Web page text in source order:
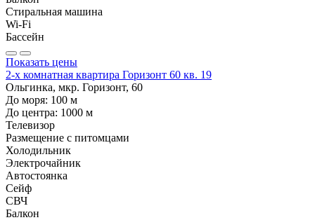
Стиральная машина
Wi-Fi
Бассейн
Показать цены
2-х комнатная квартира Горизонт 60 кв. 19
Ольгинка, мкр. Горизонт, 60
До моря: 100 м
До центра: 1000 м
Телевизор
Размещение с питомцами
Холодильник
Электрочайник
Автостоянка
Сейф
СВЧ
Балкон